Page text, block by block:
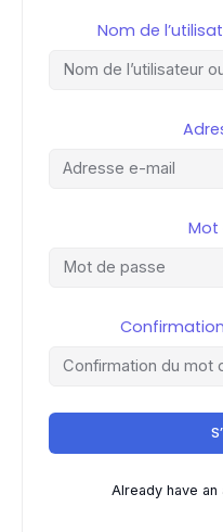
Nom de
Mot
Already have an